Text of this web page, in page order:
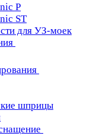
P
ST
для УЗ-моек
шприцы